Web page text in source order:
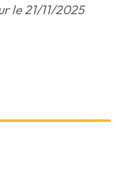
le 21/11/2025